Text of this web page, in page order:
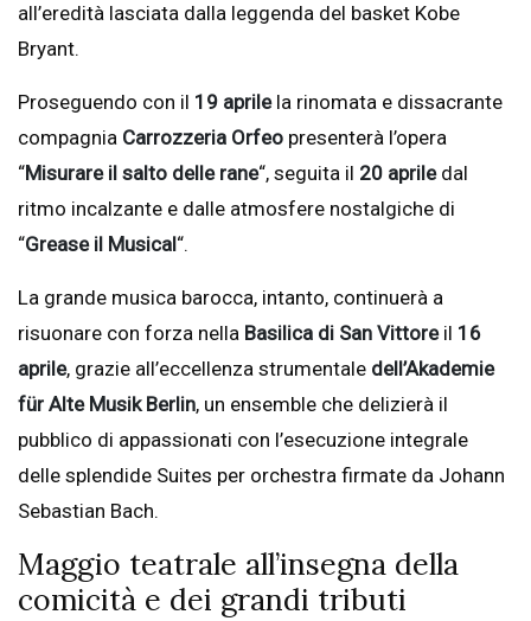
all’eredità lasciata dalla leggenda del basket Kobe
Bryant.
Proseguendo con il 19 aprilela rinomata e dissacrante
compagnia Carrozzeria Orfeo presenterà l’opera
“Misurare il salto delle rane“, seguita il 20 apriledal
ritmo incalzante e dalle atmosfere nostalgiche di
“Grease il Musical“.
La grande musica barocca, intanto, continuerà a
risuonare con forza nella Basilica di San Vittoreil 16
aprile, grazie all’eccellenza strumentale dell’Akademie
für Alte Musik Berlin, un ensemble che delizierà il
pubblico di appassionati con l’esecuzione integrale
delle splendide Suites per orchestra firmate da Johann
Sebastian Bach.
Maggio teatrale all’insegna della
comicità e dei grandi tributi